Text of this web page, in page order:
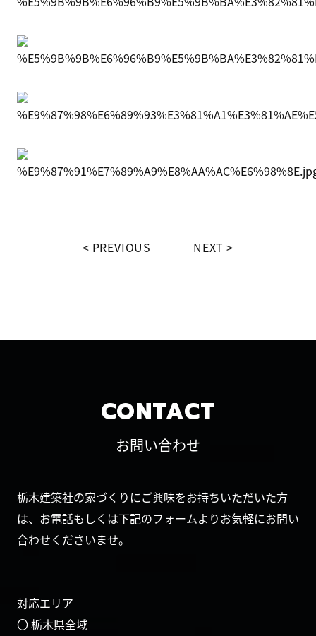
PREVIOUS NEXT
CONTACT
お問い合わせ
栃木建築社の家づくりにご興味をお持ちいただいた方
は、お電話もしくは下記のフォームよりお気軽にお問い
合わせくださいませ。
対応エリア
〇 栃木県全域